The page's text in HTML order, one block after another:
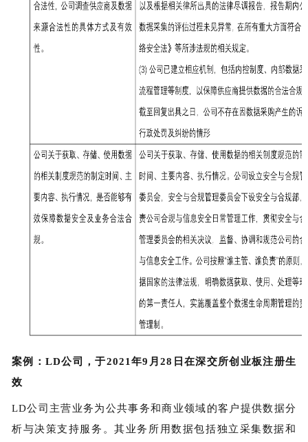
案例：LD公司，于2021年9月28日在深交所创业板注册生
效
LD公司主营业务为公共事务和商业领域的客户提供数据分
析与决策支持服务。其业务所用数据包括独立采集数据和